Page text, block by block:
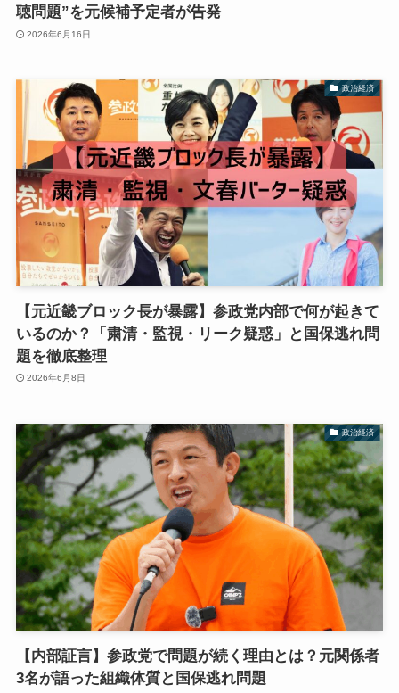
聴問題”を元候補予定者が告発
2026年6月16日
政治経済
【元近畿ブロック長が暴露】参政党内部で何が起きて
いるのか？「粛清・監視・リーク疑惑」と国保逃れ問
題を徹底整理
2026年6月8日
政治経済
【内部証言】参政党で問題が続く理由とは？元関係者
3名が語った組織体質と国保逃れ問題